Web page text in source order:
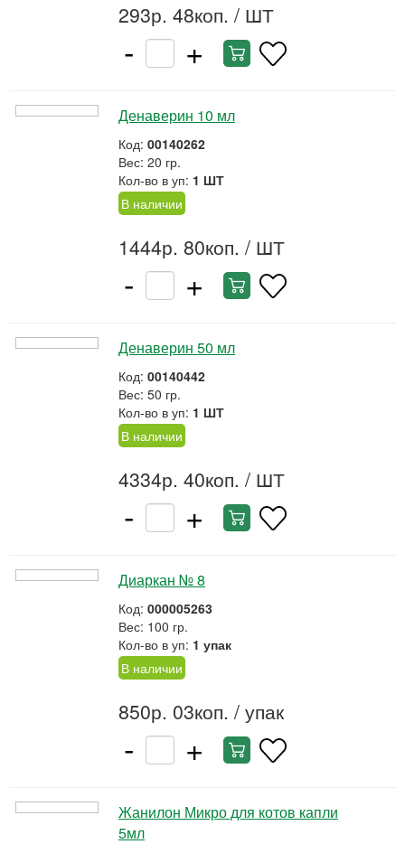
293р. 48коп. / ШТ
- +
Денаверин 10 мл
Код: 00140262
Вес: 20 гр.
Кол-во в уп: 1 ШТ
В наличии
1444р. 80коп. / ШТ
- +
Денаверин 50 мл
Код: 00140442
Вес: 50 гр.
Кол-во в уп: 1 ШТ
В наличии
4334р. 40коп. / ШТ
- +
Диаркан № 8
Код: 000005263
Вес: 100 гр.
Кол-во в уп: 1 упак
В наличии
850р. 03коп. / упак
- +
Жанилон Микро для котов капли
5мл